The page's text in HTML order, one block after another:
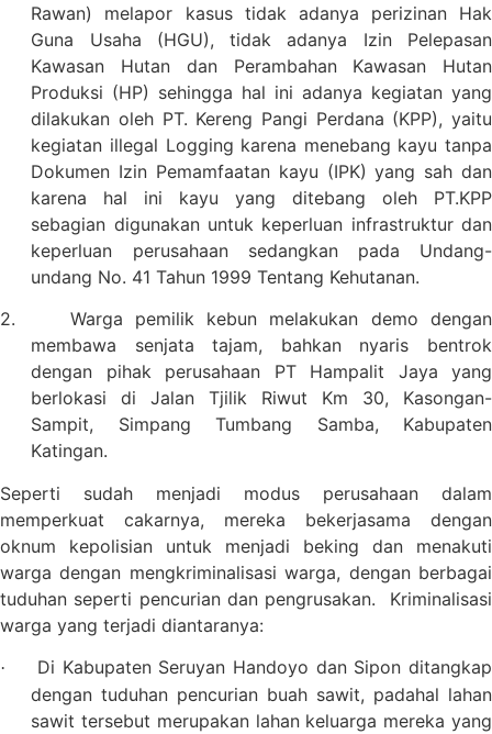
Rawan) melapor kasus tidak adanya perizinan Hak
Guna Usaha (HGU), tidak adanya Izin Pelepasan
Kawasan Hutan dan Perambahan Kawasan Hutan
Produksi (HP) sehingga hal ini adanya kegiatan yang
dilakukan oleh PT. Kereng Pangi Perdana (KPP), yaitu
kegiatan illegal Logging karena menebang kayu tanpa
Dokumen Izin Pemamfaatan kayu (IPK) yang sah dan
karena hal ini kayu yang ditebang oleh PT.KPP
sebagian digunakan untuk keperluan infrastruktur dan
keperluan perusahaan sedangkan pada Undang-
undang No. 41 Tahun 1999 Tentang Kehutanan.
2.
Warga pemilik kebun melakukan demo dengan
membawa senjata tajam, bahkan nyaris bentrok
dengan pihak perusahaan PT Hampalit Jaya yang
berlokasi di Jalan Tjilik Riwut Km 30, Kasongan-
Sampit, Simpang Tumbang Samba, Kabupaten
Katingan.
Seperti sudah menjadi modus perusahaan dalam
memperkuat cakarnya, mereka bekerjasama dengan
oknum kepolisian untuk menjadi beking dan menakuti
warga dengan mengkriminalisasi warga, dengan berbagai
tuduhan seperti pencurian dan pengrusakan.
Kriminalisasi
warga yang terjadi diantaranya:
·
Di Kabupaten Seruyan Handoyo dan Sipon ditangkap
dengan tuduhan pencurian buah sawit, padahal lahan
sawit tersebut merupakan lahan keluarga mereka yang